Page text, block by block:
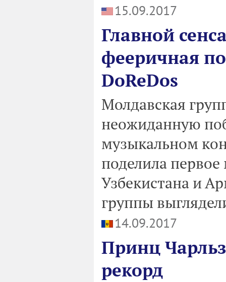
15.09.2017
Главной
фееричная
DoReDos
Молдавская
неожиданную
музыкальном
поделила
Узбекистана и
группы
14.09.2017
Принц
рекорд